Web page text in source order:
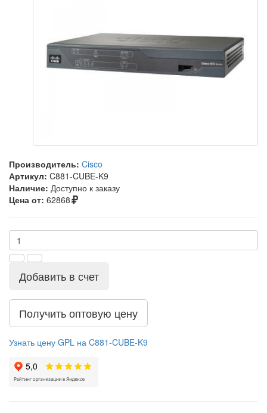
Производитель: Cisco
Артикул: C881-CUBE-K9
Наличие: Доступно к заказу
Цена от: 62868
Добавить в счет
Получить оптовую цену
Узнать цену GPL на C881-CUBE-K9